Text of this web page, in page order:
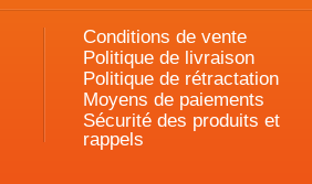
Conditions de vente
Politique de livraison
Politique de rétractation
Moyens de paiements
Sécurité des produits et
rappels